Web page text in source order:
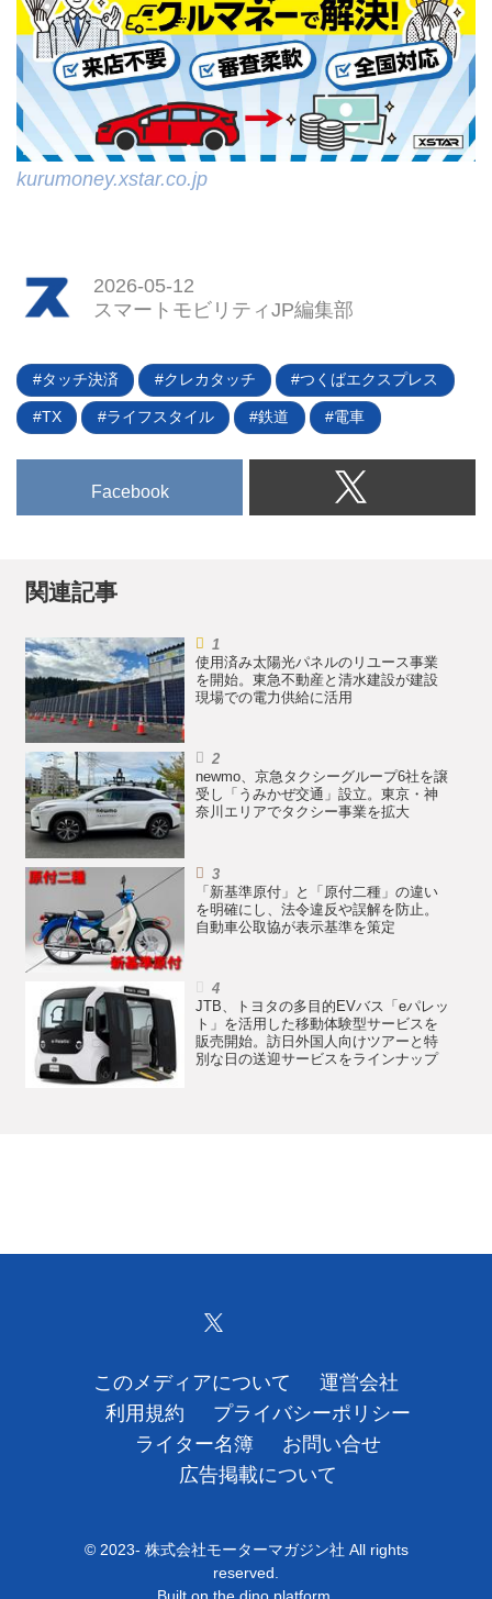
kurumoney.xstar.co.jp
2026-05-12
スマートモビリティJP編集部
タッチ決済 クレカタッチ つくばエクスプレス
TX ライフスタイル 鉄道 電車
Facebook
関連記事
使用済み太陽光パネルのリユース事業
を開始。東急不動産と清水建設が建設
現場での電力供給に活用
newmo、京急タクシーグループ6社を譲
受し「うみかぜ交通」設立。東京・神
奈川エリアでタクシー事業を拡大
「新基準原付」と「原付二種」の違い
を明確にし、法令違反や誤解を防止。
自動車公取協が表示基準を策定
JTB、トヨタの多目的EVバス「eパレッ
ト」を活用した移動体験型サービスを
販売開始。訪日外国人向けツアーと特
別な日の送迎サービスをラインナップ
このメディアについて
運営会社
利用規約
プライバシーポリシー
ライター名簿
お問い合せ
広告掲載について
© 2023- 株式会社モーターマガジン社 All rights
reserved.